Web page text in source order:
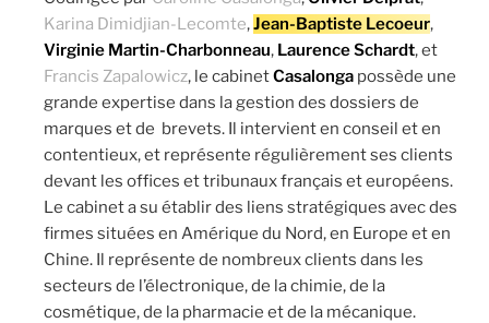
Karina Dimidjian-Lecomte,Jean-Baptiste Lecoeur,
Virginie Martin-Charbonneau, Laurence Schardt, et
Francis Zapalowicz, le cabinetCasalongapossède une
grande expertise dans la gestion des dossiers de
marques et de brevets. Il intervient en conseil et en
contentieux, et représente régulièrement ses clients
devant les offices et tribunaux français et européens.
Le cabinet a su établir des liens stratégiques avec des
firmes situées en Amérique du Nord, en Europe et en
Chine. Il représente de nombreux clients dans les
secteurs de l’électronique, de la chimie, de la
cosmétique, de la pharmacie et de la mécanique.